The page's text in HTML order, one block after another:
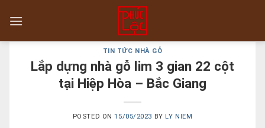
TIN TỨC NHÀ GỖ
Lắp dựng nhà gỗ lim 3 gian 22 cột
tại Hiệp Hòa – Bắc Giang
POSTED ON15/05/2023 BY LY NIEM